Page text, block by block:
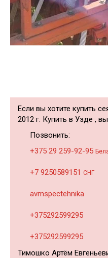
Если вы хотите купить
2012 г. Купить в Узде ,
Позвонить:
+375 29 259-92-95
+7 9250589151 СНГ
avmspectehnika
+375292599295
+375292599295
Тимошко Артём